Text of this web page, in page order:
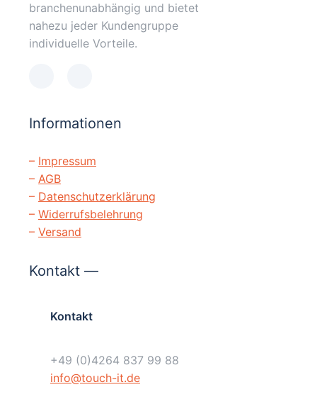
branchenunabhängig und bietet
nahezu jeder Kundengruppe
individuelle Vorteile.
Informationen
– Impressum
– AGB
– Datenschutzerklärung
– Widerrufsbelehrung
– Versand
Kontakt —
Kontakt
+49 (0)4264 837 99 88
info@touch-it.de